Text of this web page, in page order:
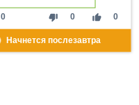
thumb_down 0 thumb_up 0
0
Начнется послезавтра